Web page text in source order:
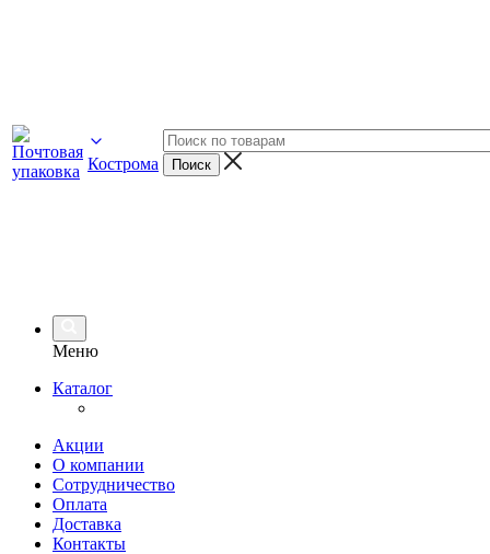
Кострома
Меню
Каталог
Акции
О компании
Сотрудничество
Оплата
Доставка
Контакты